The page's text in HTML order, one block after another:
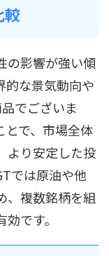
較
の影響が強い傾
的な景気動向や
でございま
とで、市場全体
より安定した投
では原油や他
、複数銘柄を組
です。